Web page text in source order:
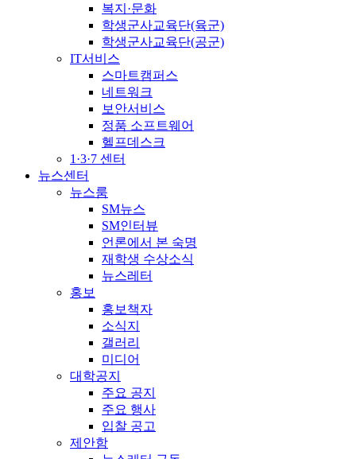
복지·문화
학생군사교육단(육군)
학생군사교육단(공군)
IT서비스
스마트캠퍼스
네트워크
보안서비스
정품 소프트웨어
헬프데스크
1·3·7 센터
뉴스센터
뉴스룸
SM뉴스
SM인터뷰
언론에서 본 숙명
재학생 수상소식
뉴스레터
홍보
홍보책자
소식지
갤러리
미디어
대학공지
주요 공지
주요 행사
입찰 공고
제안함